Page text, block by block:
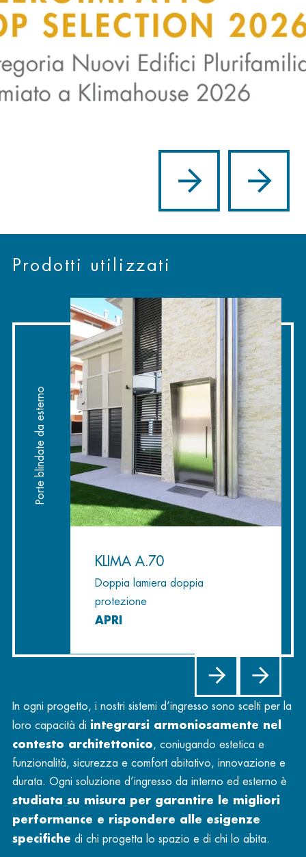
Prodotti utilizzati
In ogni progetto, i nostri sistemi d’ingresso sono scelti per la
loro capacità di integrarsi armoniosamente nel
contesto architettonico, coniugando estetica e
funzionalità, sicurezza e comfort abitativo, innovazione e
durata. Ogni soluzione d’ingresso da interno ed esterno è
studiata su misura per garantire le migliori
performance e rispondere alle esigenze
specifiche di chi progetta lo spazio e di chi lo abita.
Porte blindate da esterno
KLIMA A.70
Doppia lamiera doppia
protezione
APRI